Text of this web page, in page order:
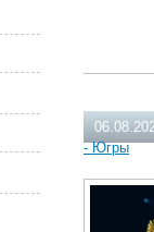
- Югры